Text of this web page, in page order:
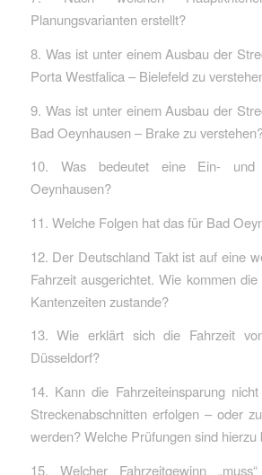
Planungsvarianten erstellt?
8. Was ist unter einem Ausbau der
Porta Westfalica – Bielefeld zu
9. Was ist unter einem Ausbau der
Bad Oeynhausen – Brake zu
10. Was bedeutet eine Ein- und
Oeynhausen?
11. Welche Folgen hat das für Bad
12. Der Deutschland Takt ist auf eine
Fahrzeit ausgerichtet. Wie kommen
Kantenzeiten zustande?
13. Wie erklärt sich die Fahrzeit
Düsseldorf?
14. Kann die Fahrzeiteinsparung
Streckenabschnitten erfolgen – oder
werden? Welche Prüfungen sind hierzu
15. Welcher Fahrzeitgewinn